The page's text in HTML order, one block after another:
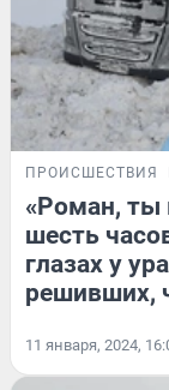
ПРОИСШЕСТВИЯ
«Роман, ты
шесть
глазах у
решивших,
11 января, 2024,